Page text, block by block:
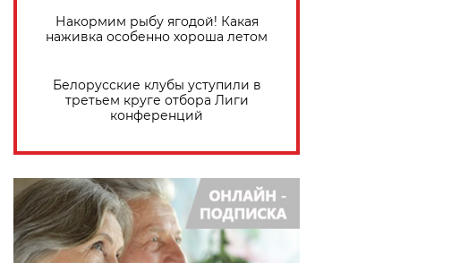
Накормим рыбу ягодой! Какая
наживка особенно хороша летом
Белорусские клубы уступили в
третьем круге отбора Лиги
конференций